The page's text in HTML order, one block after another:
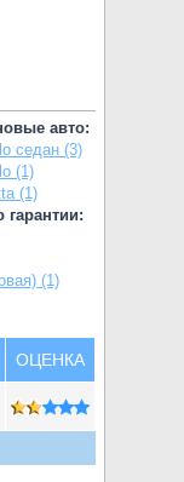
авто:
седан (3)
(1)
(1)
(1)
ОЦЕНКА